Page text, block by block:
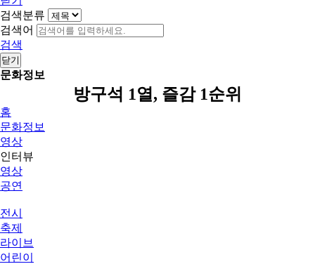
검색분류
검색어
검색
닫기
문화정보
방구석 1열, 즐감 1순위
홈
문화정보
영상
인터뷰
영상
공연
전시
축제
라이브
어린이